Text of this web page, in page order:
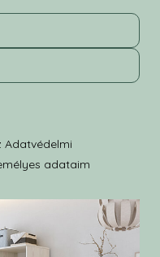
Adatvédelmi
adataim